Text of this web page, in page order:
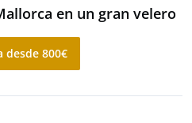
en un gran velero
desde 800€